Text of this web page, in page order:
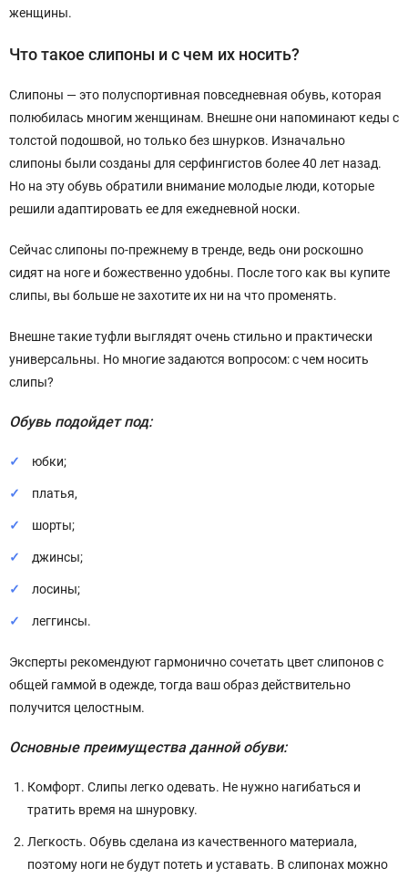
женщины.
Что такое слипоны и с чем их носить?
Слипоны — это полуспортивная повседневная обувь, которая
полюбилась многим женщинам. Внешне они напоминают кеды с
толстой подошвой, но только без шнурков. Изначально
слипоны были созданы для серфингистов более 40 лет назад.
Но на эту обувь обратили внимание молодые люди, которые
решили адаптировать ее для ежедневной носки.
Сейчас слипоны по-прежнему в тренде, ведь они роскошно
сидят на ноге и божественно удобны. После того как вы купите
слипы, вы больше не захотите их ни на что променять.
Внешне такие туфли выглядят очень стильно и практически
универсальны. Но многие задаются вопросом: с чем носить
слипы?
Обувь подойдет под:
юбки;
платья,
шорты;
джинсы;
лосины;
леггинсы.
Эксперты рекомендуют гармонично сочетать цвет слипонов с
общей гаммой в одежде, тогда ваш образ действительно
получится целостным.
Основные преимущества данной обуви:
Комфорт. Слипы легко одевать. Не нужно нагибаться и
тратить время на шнуровку.
Легкость. Обувь сделана из качественного материала,
поэтому ноги не будут потеть и уставать. В слипонах можно